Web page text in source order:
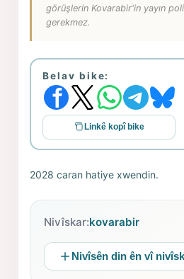
görüşlerin Kovarabir'in yayın
gerekmez.
Belav bike:
Linkê kopî bike
2028 caran hatiye xwendin.
Nivîskar:kovarabir
Nivîsên din ên vî